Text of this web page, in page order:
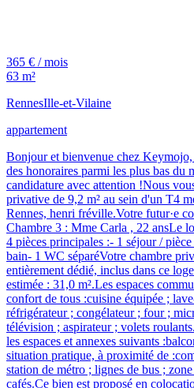
365 € / mois
63 m²
RennesIlle-et-Vilaine
appartement
Bonjour et bienvenue chez
des honoraires parmi les plus bas du
candidature avec attention !Nous
privative de 9,2 m² au sein d'un T4
Rennes, henri fréville.Votre futur·e
Chambre 3 : Mme Carla , 22 ansLe
4 pièces principales :- 1 séjour /
bain- 1 WC séparéVotre chambre
entièrement dédié, inclus dans ce
estimée : 31,0 m².Les espaces
confort de tous :cuisine équipée ;
réfrigérateur ; congélateur ; four ;
télévision ; aspirateur ; volets
les espaces et annexes suivants
situation pratique, à proximité de
station de métro ; lignes de bus ;
cafés.Ce bien est proposé en